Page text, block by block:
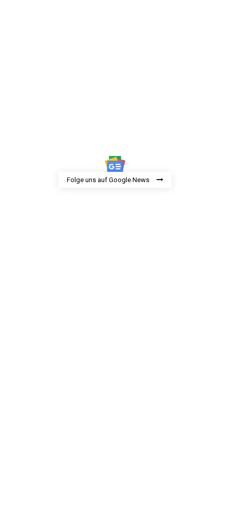
Folge uns auf Google News